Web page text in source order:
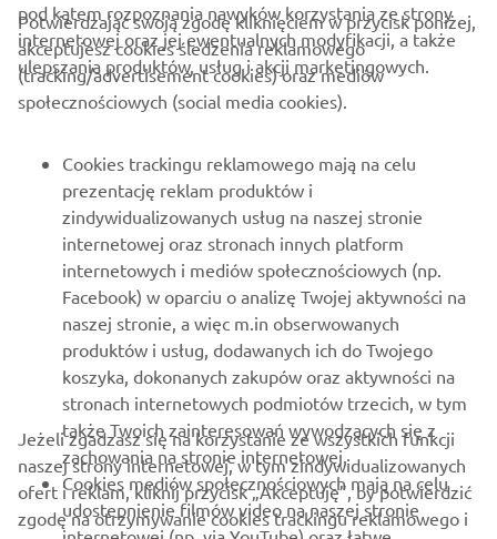
O FIRMIE
WIĘCEJ YAMAHA
WSPARCIE
NEWSLETTER
Bądź na bieżąco z informacjami o najnowszych ofertach,
wydarzeniach specjalnych, nowościach i nie tylko
SUBSKRYBUJ
pod kątem rozpoznania nawyków korzystania ze strony
internetowej oraz jej ewentualnych modyfikacji, a także
ulepszania produktów, usług i akcji marketingowych.
Potwierdzając swoją zgodę kliknięciem w przycisk poniżej,
akceptujesz cookies śledzenia reklamowego
(tracking/advertisement cookies) oraz mediów
społecznościowych (social media cookies).
Cookies trackingu reklamowego mają na celu
prezentację reklam produktów i
zindywidualizowanych usług na naszej stronie
internetowej oraz stronach innych platform
internetowych i mediów społecznościowych (np.
Facebook) w oparciu o analizę Twojej aktywności na
naszej stronie, a więc m.in obserwowanych
produktów i usług, dodawanych ich do Twojego
koszyka, dokonanych zakupów oraz aktywności na
stronach internetowych podmiotów trzecich, w tym
także Twoich zainteresowań wywodzących się z
zachowania na stronie internetowej.
Cookies mediów społecznościowych mają na celu
udostepnienie filmów video na naszej stronie
Jeżeli zgadzasz się na korzystanie ze wszystkich funkcji
naszej strony internetowej, w tym zindywidualizowanych
ofert i reklam, kliknij przycisk „Akceptuję”, by potwierdzić
zgodę na otrzymywanie cookies trackingu reklamowego i